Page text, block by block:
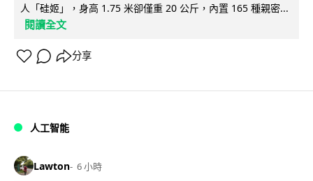
人「硅姬」，身高 1.75 米卻僅重 20 公斤，內置 165 種親密...
閱讀全文
分享
人工智能
Lawton 6 小時